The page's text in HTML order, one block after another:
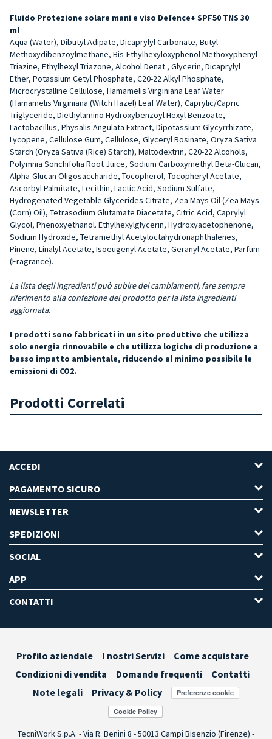
Fluido Protezione solare mani e viso Defence+ SPF50 TNS 30
ml
Aqua (Water), Dibutyl Adipate, Dicaprylyl Carbonate, Butyl
Methoxydibenzoylmethane, Bis-Ethylhexyloxyphenol Methoxyphenyl
Triazine, Ethylhexyl Triazone, Alcohol Denat., Glycerin, Dicaprylyl
Ether, Potassium Cetyl Phosphate, C20-22 Alkyl Phosphate,
Microcrystalline Cellulose, Hamamelis Virginiana Leaf Water
(Hamamelis Virginiana (Witch Hazel) Leaf Water), Caprylic/Capric
Triglyceride, Diethylamino Hydroxybenzoyl Hexyl Benzoate,
Lactobacillus, Physalis Angulata Extract, Dipotassium Glycyrrhizate,
Lycopene, Cellulose Gum, Cellulose, Glyceryl Rosinate, Oryza Sativa
Starch (Oryza Sativa (Rice) Starch), Maltodextrin, C20-22 Alcohols,
Polymnia Sonchifolia Root Juice, Sodium Carboxymethyl Beta-Glucan,
Alpha-Glucan Oligosaccharide, Tocopherol, Tocopheryl Acetate,
Ascorbyl Palmitate, Lecithin, Lactic Acid, Sodium Sulfate,
Hydrogenated Vegetable Glycerides Citrate, Zea Mays Oil (Zea Mays
(Corn) Oil), Tetrasodium Glutamate Diacetate, Citric Acid, Caprylyl
Glycol, Phenoxyethanol. Ethylhexylglycerin, Hydroxyacetophenone,
Sodium Hydroxide, Tetramethyl Acetyloctahydronaphthalenes,
Pinene, Linalyl Acetate, Isoeugenyl Acetate, Geranyl Acetate, Parfum
(Fragrance).
La lista degli ingredienti può subire dei cambiamenti, fare sempre
riferimento alla confezione del prodotto per la lista ingredienti
aggiornata.
I prodotti sono fabbricati in un sito produttivo che utilizza
solo energia rinnovabile e che utilizza logiche di produzione a
basso impatto ambientale, riducendo al minimo possibile le
emissioni di CO2.
Prodotti Correlati
ACCEDI
PAGAMENTO SICURO
NEWSLETTER
SPEDIZIONI
SOCIAL
APP
CONTATTI
Profilo aziendale I nostri Servizi
Come acquistare
Condizioni di vendita
Domande frequenti
Contatti
Note legali
Privacy & Policy Preferenze cookie
TecniWork S.p.A. - Via R. Benini 8 - 50013 Campi Bisenzio (Firenze) -